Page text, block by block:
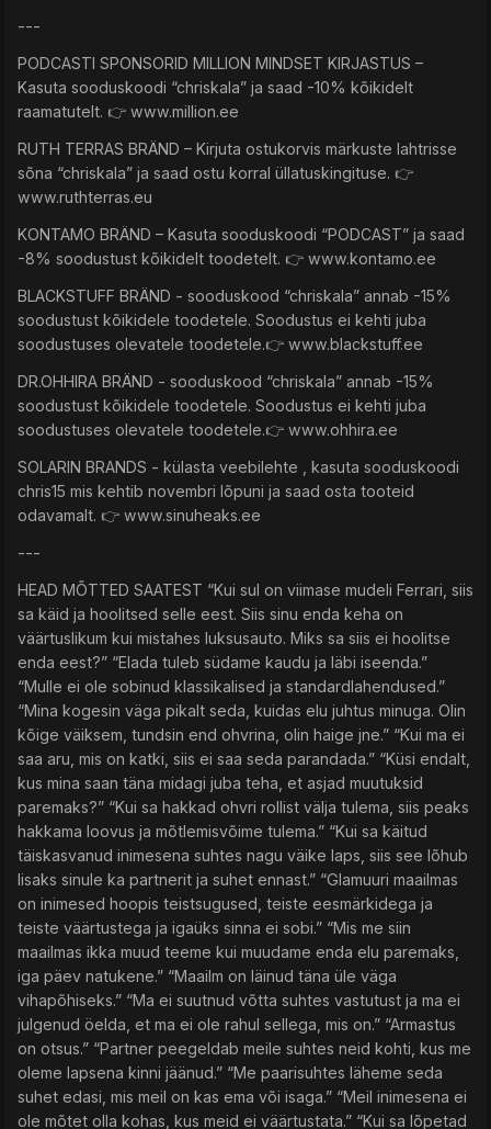
---
PODCASTI SPONSORID MILLION MINDSET KIRJASTUS –
Kasuta sooduskoodi “chriskala” ja saad -10% kõikidelt
raamatutelt. 👉 www.million.ee
RUTH TERRAS BRÄND – Kirjuta ostukorvis märkuste lahtrisse
sõna “chriskala” ja saad ostu korral üllatuskingituse. 👉
www.ruthterras.eu
KONTAMO BRÄND – Kasuta sooduskoodi “PODCAST” ja saad
-8% soodustust kõikidelt toodetelt. 👉 www.kontamo.ee
BLACKSTUFF BRÄND - sooduskood “chriskala” annab -15%
soodustust kõikidele toodetele. Soodustus ei kehti juba
soodustuses olevatele toodetele.👉 www.blackstuff.ee
DR.OHHIRA BRÄND - sooduskood “chriskala” annab -15%
soodustust kõikidele toodetele. Soodustus ei kehti juba
soodustuses olevatele toodetele.👉 www.ohhira.ee
SOLARIN BRANDS - külasta veebilehte , kasuta sooduskoodi
chris15 mis kehtib novembri lõpuni ja saad osta tooteid
odavamalt. 👉 www.sinuheaks.ee
---
HEAD MÕTTED SAATEST “Kui sul on viimase mudeli Ferrari, siis
sa käid ja hoolitsed selle eest. Siis sinu enda keha on
väärtuslikum kui mistahes luksusauto. Miks sa siis ei hoolitse
enda eest?” “Elada tuleb südame kaudu ja läbi iseenda.”
“Mulle ei ole sobinud klassikalised ja standardlahendused.”
“Mina kogesin väga pikalt seda, kuidas elu juhtus minuga. Olin
kõige väiksem, tundsin end ohvrina, olin haige jne.” “Kui ma ei
saa aru, mis on katki, siis ei saa seda parandada.” “Küsi endalt,
kus mina saan täna midagi juba teha, et asjad muutuksid
paremaks?” “Kui sa hakkad ohvri rollist välja tulema, siis peaks
hakkama loovus ja mõtlemisvõime tulema.” “Kui sa käitud
täiskasvanud inimesena suhtes nagu väike laps, siis see lõhub
lisaks sinule ka partnerit ja suhet ennast.” “Glamuuri maailmas
on inimesed hoopis teistsugused, teiste eesmärkidega ja
teiste väärtustega ja igaüks sinna ei sobi.” “Mis me siin
maailmas ikka muud teeme kui muudame enda elu paremaks,
iga päev natukene.” “Maailm on läinud täna üle väga
vihapõhiseks.” “Ma ei suutnud võtta suhtes vastutust ja ma ei
julgenud öelda, et ma ei ole rahul sellega, mis on.” “Armastus
on otsus.” “Partner peegeldab meile suhtes neid kohti, kus me
oleme lapsena kinni jäänud.” “Me paarisuhtes läheme seda
suhet edasi, mis meil on kas ema või isaga.” “Meil inimesena ei
ole mõtet olla kohas, kus meid ei väärtustata.” “Kui sa lõpetad